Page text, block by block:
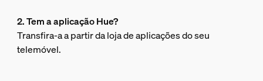
2. Tem a aplicação Hue?
Transfira-a a partir da loja de aplicações do seu
telemóvel.